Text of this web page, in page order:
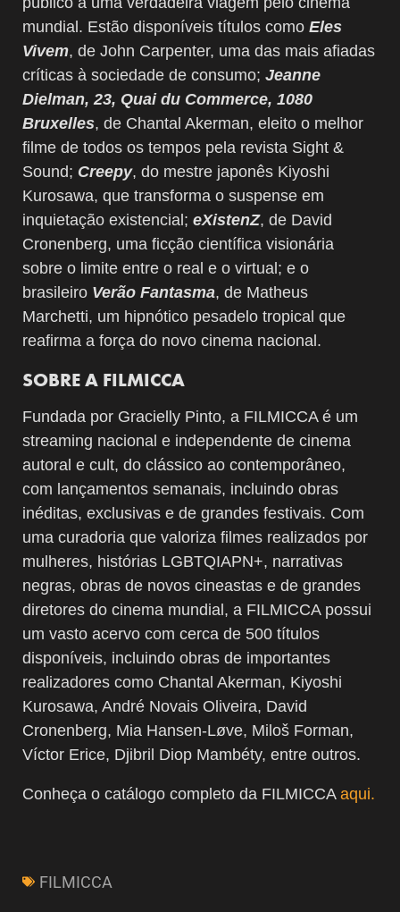
mundial. Estão disponíveis títulos como Eles
Vivem, de John Carpenter, uma das mais afiadas
críticas à sociedade de consumo; Jeanne
Dielman, 23, Quai du Commerce, 1080
Bruxelles, de Chantal Akerman, eleito o melhor
filme de todos os tempos pela revista Sight &
Sound; Creepy, do mestre japonês Kiyoshi
Kurosawa, que transforma o suspense em
inquietação existencial; eXistenZ, de David
Cronenberg, uma ficção científica visionária
sobre o limite entre o real e o virtual; e o
brasileiro Verão Fantasma, de Matheus
Marchetti, um hipnótico pesadelo tropical que
reafirma a força do novo cinema nacional.
SOBRE A FILMICCA
Fundada por Gracielly Pinto, a FILMICCA é um
streaming nacional e independente de cinema
autoral e cult, do clássico ao contemporâneo,
com lançamentos semanais, incluindo obras
inéditas, exclusivas e de grandes festivais. Com
uma curadoria que valoriza filmes realizados por
mulheres, histórias LGBTQIAPN+, narrativas
negras, obras de novos cineastas e de grandes
diretores do cinema mundial, a FILMICCA possui
um vasto acervo com cerca de 500 títulos
disponíveis, incluindo obras de importantes
realizadores como Chantal Akerman, Kiyoshi
Kurosawa, André Novais Oliveira, David
Cronenberg, Mia Hansen-Løve, Miloš Forman,
Víctor Erice, Djibril Diop Mambéty, entre outros.
Conheça o catálogo completo da FILMICCA aqui.
FILMICCA